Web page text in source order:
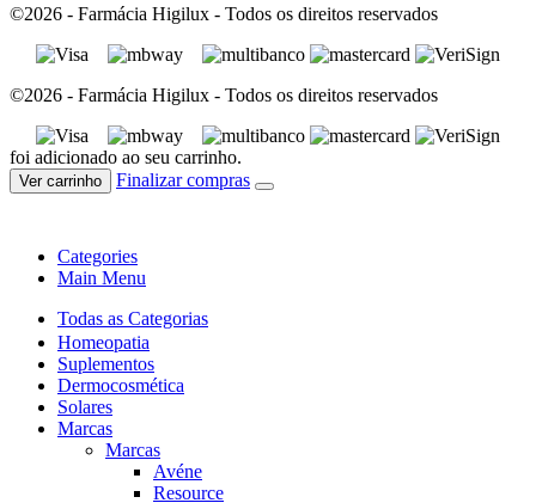
©2026 - Farmácia Higilux - Todos os direitos reservados
©2026 - Farmácia Higilux - Todos os direitos reservados
foi adicionado ao seu carrinho.
Ver carrinho Finalizar compras
Categories
Main Menu
Todas as Categorias
Homeopatia
Suplementos
Dermocosmética
Solares
Marcas
Marcas
Avéne
Resource